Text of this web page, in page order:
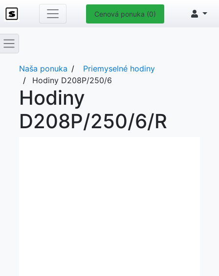
Cenová ponuka (0)
Naša ponuka
Priemyselné hodiny
Hodiny D208P/250/6
Hodiny
D208P/250/6/R